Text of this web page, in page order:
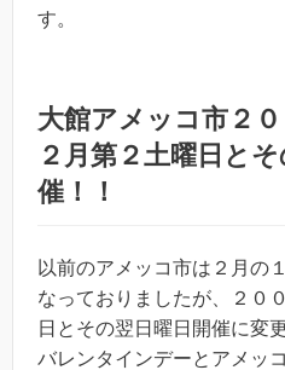
す。
大館アメッコ市２
２月第２土曜日と
催！！
以前のアメッコ市は２月の
なっておりましたが、２０
日とその翌日曜日開催に変
バレンタインデーとアメッ